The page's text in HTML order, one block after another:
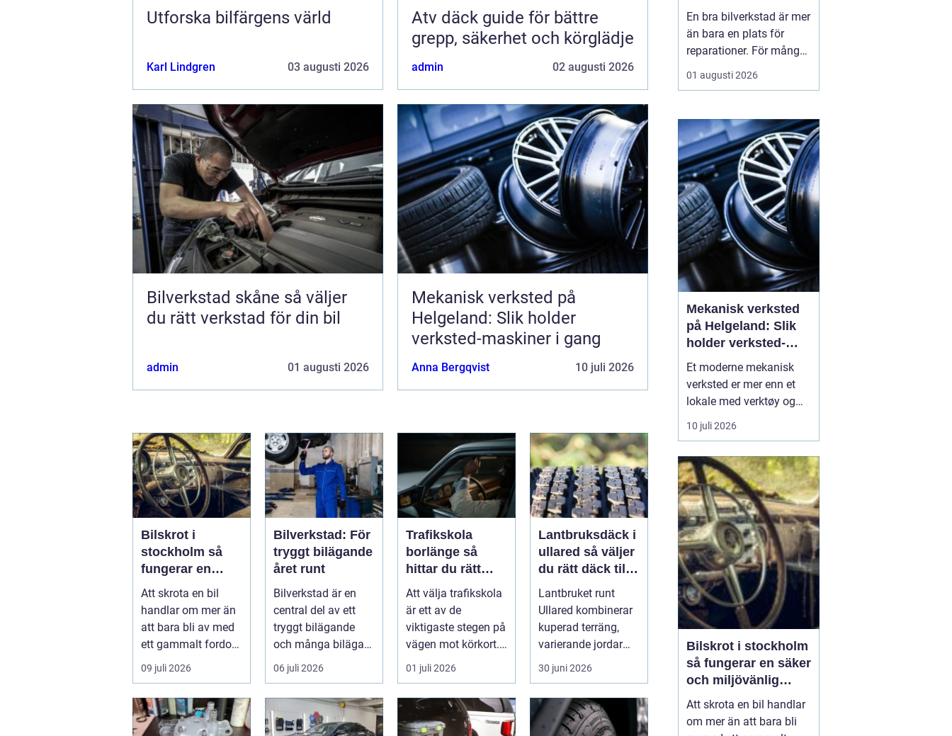
Utforska bilfärgens värld
Karl Lindgren 03 augusti 2026
Atv däck guide för bättre
grepp, säkerhet och körglädje
admin 02 augusti 2026
Bilverkstad skåne så väljer
du rätt verkstad för din bil
admin 01 augusti 2026
Mekanisk verksted på
Helgeland: Slik holder
verksted-maskiner i gang
Anna Bergqvist 10 juli 2026
Bilskrot i
stockholm så
fungerar en
säker och
miljövänlig
skrotning
Att skrota en bil
handlar om mer än
att bara bli av med
ett gammalt fordon.
En genomtänkt
skrotning ...
09 juli 2026
Bilverkstad: För
tryggt bilägande
året runt
Bilverkstad är en
central del av ett
tryggt bilägande
och många bilägare
letar ...
06 juli 2026
Trafikskola
borlänge så
hittar du rätt
utbildning till
körkortet
Att välja trafikskola
är ett av de
viktigaste stegen på
vägen mot körkort. I
Borlänge finns flera
al...
01 juli 2026
Lantbruksdäck i
ullared så väljer
du rätt däck till
gårdens
maskiner
Lantbruket runt
Ullared kombinerar
kuperad terräng,
varierande jordar
och ofta fuktigt
väder. Valet ...
30 juni 2026
En bra bilverkstad är mer
än bara en plats för
reparationer. För många
bilägare i Skåne handlar
valet av verkstad om
säkra resor året runt och
ett rimligt bilägande över
tid. När servicen sköts i
rätt tid, med rätt kunskap
och rä...
01 augusti 2026
Mekanisk verksted
på Helgeland: Slik
holder verksted-
maskiner i gang
Et moderne mekanisk
verksted er mer enn et
lokale med verktøy og
sveiseapparat. For
mange bedrifter er
som sørger for at
maskiner, kjøretøy og
produksjonsutstyr ikke
står stille. Når e...
10 juli 2026
Bilskrot i stockholm
så fungerar en säker
och miljövänlig
skrotning
Att skrota en bil handlar
om mer än att bara bli